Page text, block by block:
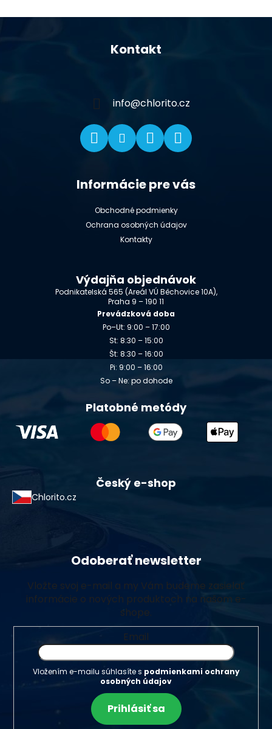
Z
Kontakt
info@chlorito.cz
Informácie pre vás
Obchodné podmienky
Ochrana osobných údajov
Kontakty
Výdajňa objednávok
Podnikatelská 565 (Areál VÚ Běchovice 10A),
Praha 9 – 190 11
Prevádzková doba
Po–Ut: 9:00 – 17:00
St: 8:30 – 15:00
Št: 8:30 – 16:00
Pi: 9:00 – 16:00
So – Ne: po dohode
Platobné metódy
Český e-shop
Chlorito.cz
Odoberať newsletter
Vložte svoj e-mail a my Vám budeme zasielať
informácie o nových produktoch na našom e-
shope.
Email
Vložením e-mailu súhlasíte s podmienkami ochrany
osobných údajov
Prihlásiť sa